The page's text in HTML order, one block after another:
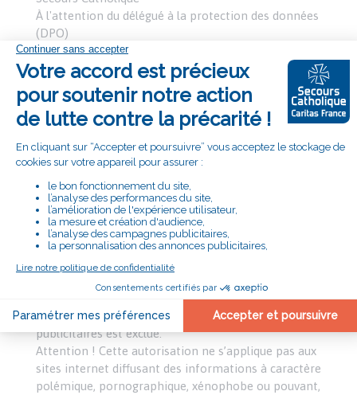
À l'attention du délégué à la protection des données
(DPO)
106, rue du Bac, 75341 Paris CEDEX 07, France
Vous avez également la possibilité de saisir la
Commission nationale de l’informatique et des
libertés.
CRÉATION DE LIENS VERS LE SITE
La mise en place d’un lien hypertexte pointant vers
un contenu du site est autorisée, sous réserve de
mentionner la source avec le lien hypertexte qui
pointe sur le contenu du site.
Les informations utilisées ne doivent l’être qu’à des
fins personnelles, associatives ou professionnelles ;
toute utilisation à des fins commerciales ou
publicitaires est exclue.
Attention ! Cette autorisation ne s’applique pas aux
sites internet diffusant des informations à caractère
polémique, pornographique, xénophobe ou pouvant,